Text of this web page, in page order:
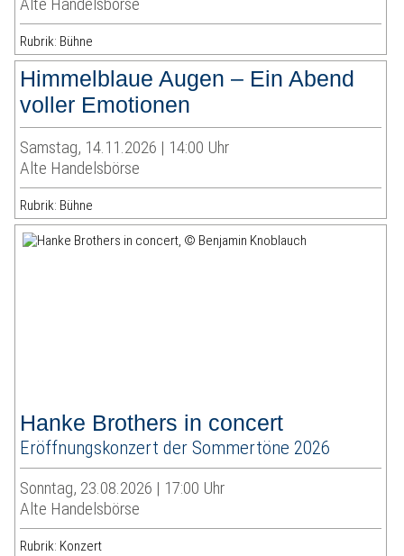
Alte Handelsbörse
Rubrik: Bühne
Himmelblaue Augen – Ein Abend
voller Emotionen
Samstag, 14.11.2026 | 14:00 Uhr
Alte Handelsbörse
Rubrik: Bühne
Hanke Brothers in concert
Eröffnungskonzert der Sommertöne 2026
Sonntag, 23.08.2026 | 17:00 Uhr
Alte Handelsbörse
Rubrik: Konzert